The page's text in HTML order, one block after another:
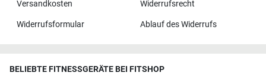
Versandkosten Widerrufsrecht
Widerrufsformular Ablauf des Widerrufs
BELIEBTE FITNESSGERÄTE BEI FITSHOP